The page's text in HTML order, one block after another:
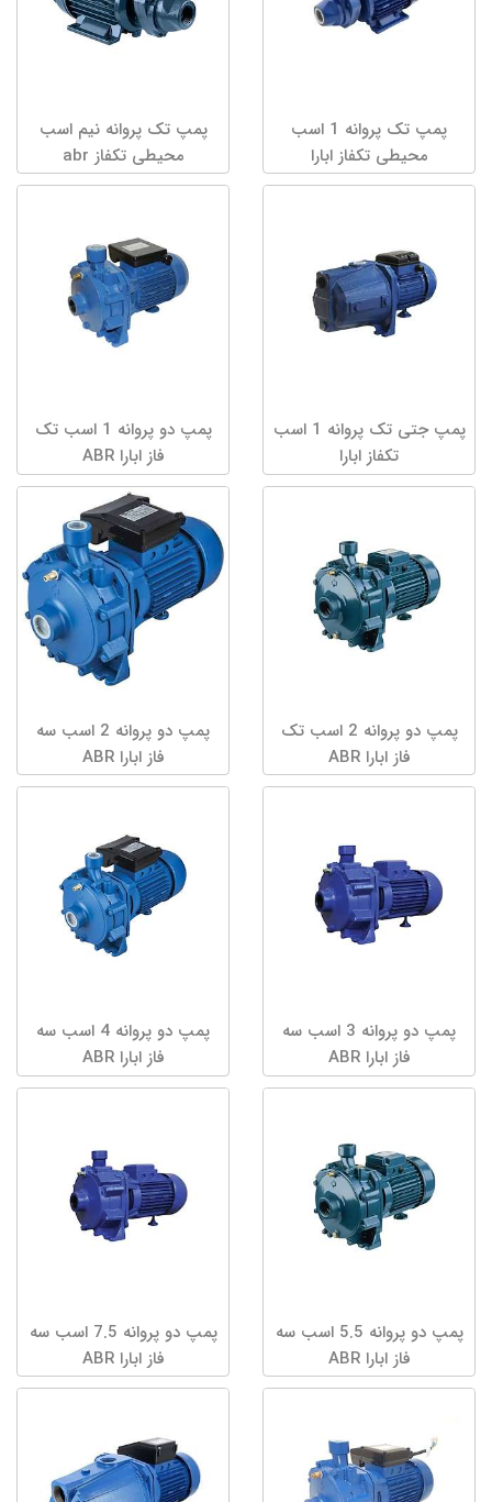
پمپ تک پروانه 1 اسب
محیطی تکفاز ابارا
پمپ تک پروانه نیم اسب
محیطی تکفاز abr
پمپ جتی تک پروانه 1 اسب
تکفاز ابارا
پمپ دو پروانه 1 اسب تک
فاز ابارا ABR
پمپ دو پروانه 2 اسب تک
فاز ابارا ABR
پمپ دو پروانه 2 اسب سه
فاز ابارا ABR
پمپ دو پروانه 3 اسب سه
فاز ابارا ABR
پمپ دو پروانه 4 اسب سه
فاز ابارا ABR
پمپ دو پروانه 5.5 اسب سه
فاز ابارا ABR
پمپ دو پروانه 7.5 اسب سه
فاز ابارا ABR